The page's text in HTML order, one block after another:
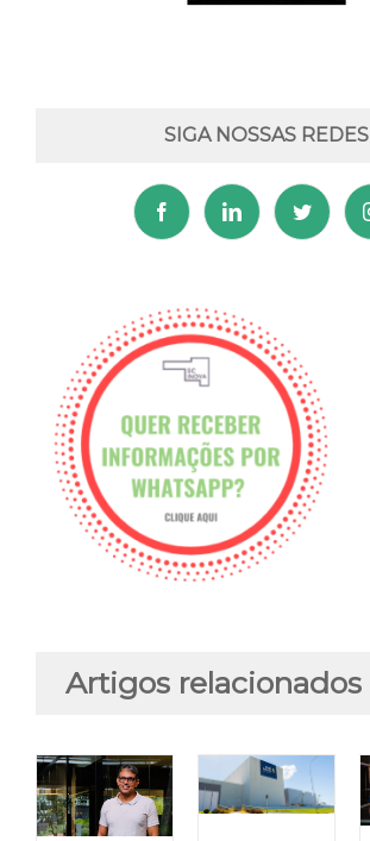
SIGA NOSSAS REDES
Artigos relacionados